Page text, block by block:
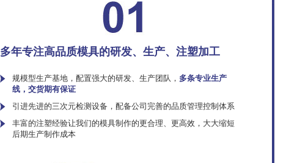
多年专注高品质模具的研发、生产、注塑加工
规模型生产基地，配置强大的研发、生产团队， 多条专业生产
线，交货期有保证
引进先进的三次元检测设备，配备公司完善的品质管理控制体系
丰富的注塑经验让我们的模具制作的更合理、更高效，大大缩短
后期生产制作成本